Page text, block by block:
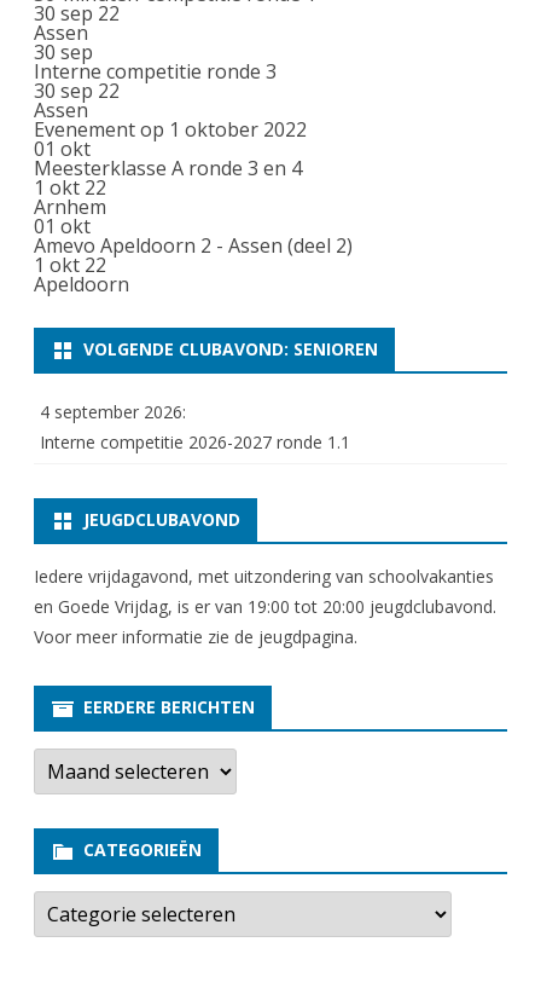
30 sep 22
Assen
30 sep
Interne competitie ronde 3
30 sep 22
Assen
Evenement op 1 oktober 2022
01 okt
Meesterklasse A ronde 3 en 4
1 okt 22
Arnhem
01 okt
Amevo Apeldoorn 2 - Assen (deel 2)
1 okt 22
Apeldoorn
VOLGENDE CLUBAVOND: SENIOREN
4 september 2026:
Interne competitie 2026-2027 ronde 1.1
JEUGDCLUBAVOND
Iedere vrijdagavond, met uitzondering van schoolvakanties
en Goede Vrijdag, is er van 19:00 tot 20:00 jeugdclubavond.
Voor meer informatie zie de jeugdpagina.
EERDERE BERICHTEN
E
r
e
e
b
r
CATEGORIEËN
C
t